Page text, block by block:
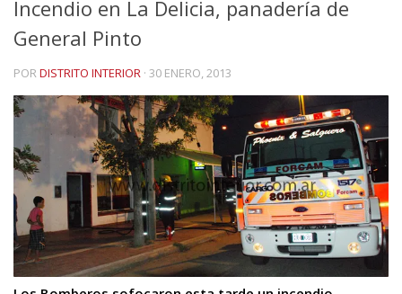
Incendio en La Delicia, panadería de
General Pinto
PORDISTRITO INTERIOR · 30 ENERO, 2013